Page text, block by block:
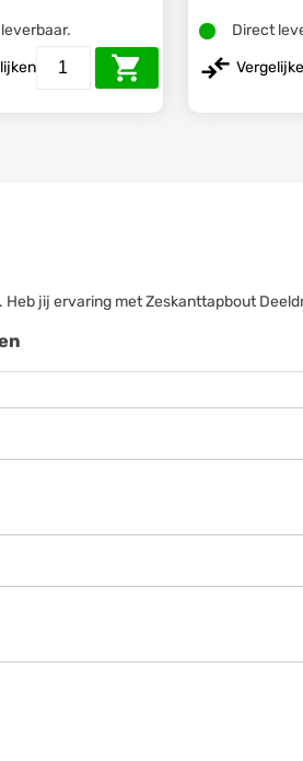
Direct
jij ervaring met Zeskanttapbout